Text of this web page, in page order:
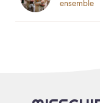
ensemble